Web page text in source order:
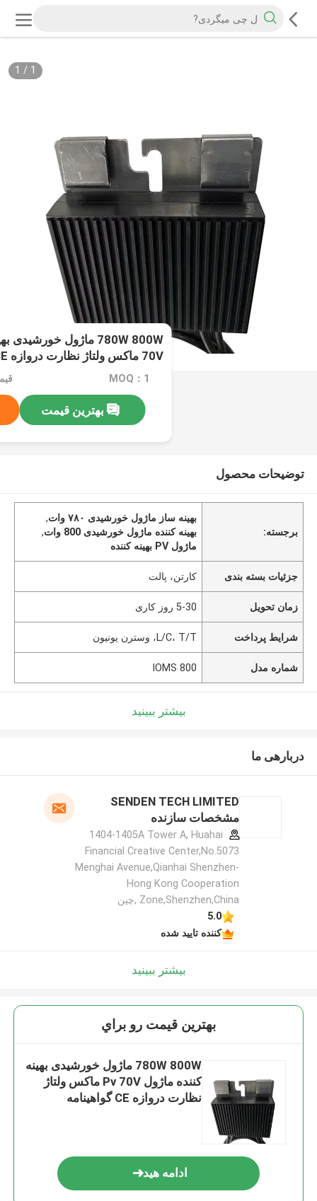
1
/
1
70V ماکس ولتاژ نظارت دروازه CE گواهینامه
MOQ：1
بهترین قیمت
توضیحات محصول
برجسته:
بهینه ساز ماژول خورشیدی ۷۸۰ وات
,
بهینه کننده ماژول خورشیدی 800 وات
,
ماژول PV بهینه کننده
جزئیات بسته بندی کارتن، پالت
زمان تحویل 5-30 روز کاری
شرایط پرداخت L/C، T/T، وسترن یونیون
شماره مدل IOMS 800
بیشتر ببینید
دربارهی ما
SENDEN TECH LIMITED
مشخصات سازنده
1404-1405A Tower A, Huahai
Financial Creative Center,No.5073
Menghai Avenue,Qianhai Shenzhen-
Hong Kong Cooperation
Zone,Shenzhen,China ,چین
5.0
کننده تایید شده
بیشتر ببینید
بهترين قيمت رو براي
780W 800W ماژول خورشیدی بهینه
کننده ماژول Pv 70V ماکس ولتاژ
نظارت دروازه CE گواهینامه
ادامه هید